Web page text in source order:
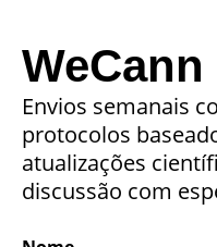
WeCann
Envios semanais
protocolos
atualizações
discussão com